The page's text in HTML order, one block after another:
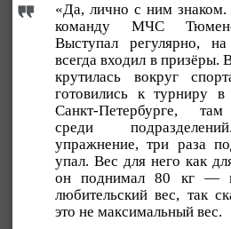
«Да, лично с ним знаком.
команду МЧС
Выступал регулярно, на
всегда входил в призёры.
крутилась вокруг
готовились к турниру
Санкт-Петербурге,
среди
упражнение, три раза
упал. Вес для него как
он поднимал 80 кг —
любительский вес, так
это не максимальный вес.